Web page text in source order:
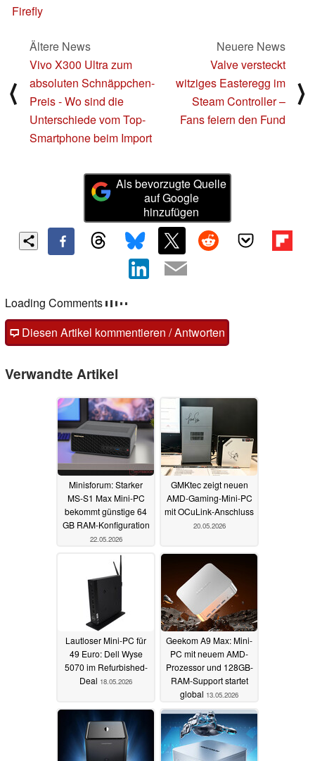
Firefly
⟨
Ältere News
Vivo X300 Ultra zum
absoluten Schnäppchen-
Preis - Wo sind die
Unterschiede vom Top-
Smartphone beim Import
Neuere News
Valve versteckt
witziges Easteregg im
Steam Controller –
Fans feiern den Fund
⟩
Als bevorzugte Quelle
auf Google
hinzufügen
Loading Comments
Diesen Artikel kommentieren / Antworten
Verwandte Artikel
Minisforum: Starker
MS-S1 Max Mini-PC
bekommt günstige 64
GB RAM-Konfiguration
22.05.2026
GMKtec zeigt neuen
AMD-Gaming-Mini-PC
mit OCuLink-Anschluss
20.05.2026
Lautloser Mini-PC für
49 Euro: Dell Wyse
5070 im Refurbished-
Deal 18.05.2026
Geekom A9 Max: Mini-
PC mit neuem AMD-
Prozessor und 128GB-
RAM-Support startet
global 13.05.2026